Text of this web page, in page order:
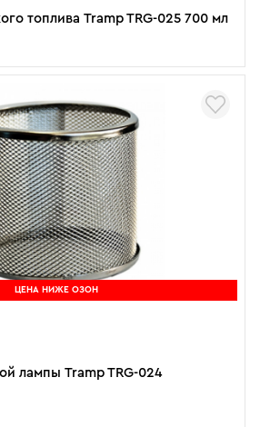
топлива Tramp TRG-025 700 мл
ЦЕНА НИЖЕ ОЗОН
лампы Tramp TRG-024